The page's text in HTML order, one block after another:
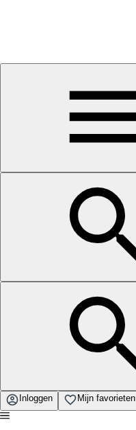
Inloggen Mijn favorieten